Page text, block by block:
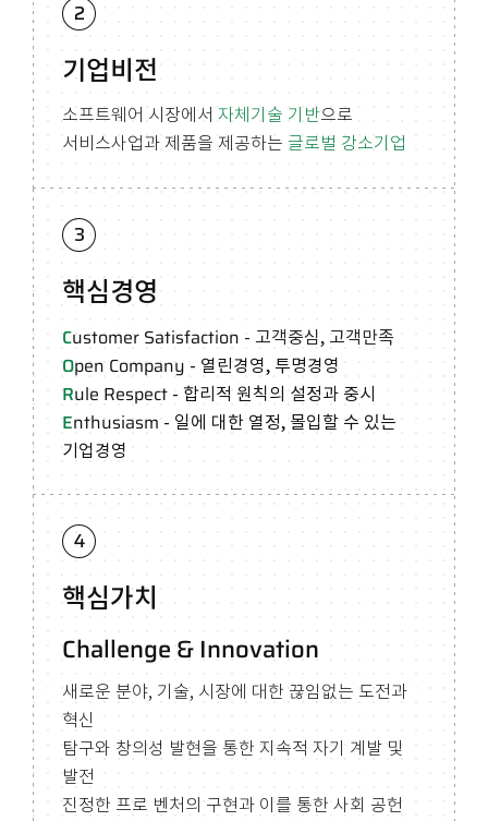
기업비전
소프트웨어 시장에서 자체기술 기반으로
서비스사업과 제품을 제공하는 글로벌 강소기업
핵심경영
Customer Satisfaction - 고객중심, 고객만족
Open Company - 열린경영, 투명경영
Rule Respect - 합리적 원칙의 설정과 중시
Enthusiasm - 일에 대한 열정, 몰입할 수 있는
기업경영
핵심가치
Challenge & Innovation
새로운 분야, 기술, 시장에 대한 끊임없는 도전과
혁신
탐구와 창의성 발현을 통한 지속적 자기 계발 및
발전
진정한 프로 벤처의 구현과 이를 통한 사회 공헌